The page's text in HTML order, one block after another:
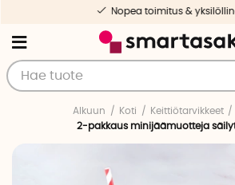
Nopea toimitus &
Alkuun Koti Keittiötarvikkeet
2-pakkaus minijäämuotteja